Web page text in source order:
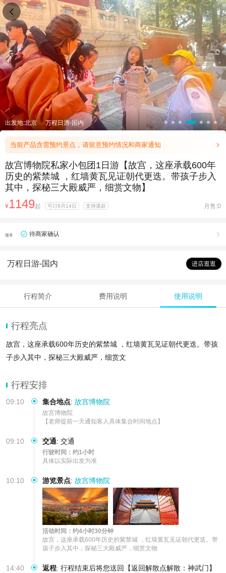
出发地:北京 万程日游-国内
当前产品含需预约景点，请留意预约情况和商家通知 
故宫博物院私家小包团1日游【故宫，这座承载600年
历史的紫禁城 ，红墙黄瓦见证朝代更迭。带孩子步入
其中，探秘三大殿威严，细赏文物】
¥1149起 可订8月14日 支持退款 月售:0
服务 待商家确认 
万程日游-国内 进店逛逛
行程简介 费用说明 使用说明
行程亮点
故宫，这座承载600年历史的紫禁城 ，红墙黄瓦见证朝代更迭。带孩
子步入其中，探秘三大殿威严，细赏文
行程安排
09:10 集合地点: 故宫博物院
故宫博物院
【老师提前一天通知客人具体集合时间地点】
09:10 交通: 交通
行驶时间：约1小时
具体以实际出发为准
10:10 游览景点: 故宫博物院
活动时间：约4小时30分钟
故宫，这座承载600年历史的紫禁城 ，红墙黄瓦见证朝代更迭。带
孩子步入其中，探秘三大殿威严，细赏文物
14:40 返程: 行程结束后将您送回【返回解散点解散：神武门】
